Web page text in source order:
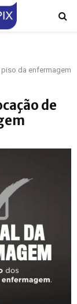
da enfermagem
de